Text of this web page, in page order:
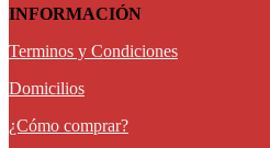
INFORMACIÓN
Terminos y Condiciones
Domicilios
¿Cómo comprar?